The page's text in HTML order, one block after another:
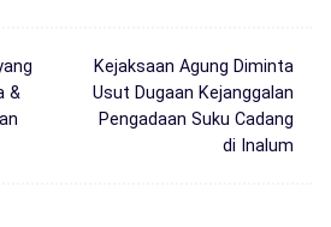
&
Kejaksaan Agung Diminta
Usut Dugaan Kejanggalan
Pengadaan Suku Cadang
di Inalum